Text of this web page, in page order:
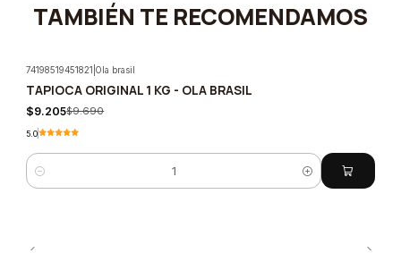
TAMBIÉN TE RECOMENDAMOS
-5%
74198519451821 |Ola brasil
TAPIOCA ORIGINAL 1 KG - OLA BRASIL
$9.205$9.690
5.0
Cantidad